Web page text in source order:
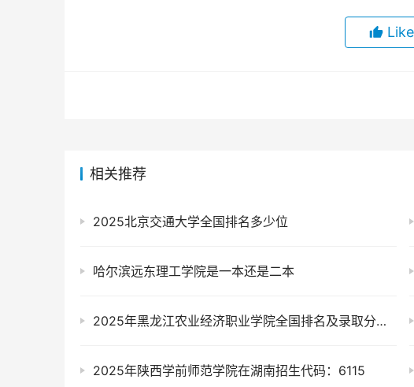
Like
相关推荐
2025北京交通大学全国排名多少位
哈尔滨远东理工学院是一本还是二本
2025年黑龙江农业经济职业学院全国排名及录取分数线
2025年陕西学前师范学院在湖南招生代码：6115